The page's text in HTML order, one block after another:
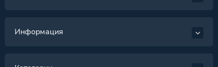
Информация